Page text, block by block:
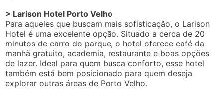
> Larison Hotel Porto Velho
Para aqueles que buscam mais sofisticação, o Larison
Hotel é uma excelente opção. Situado a cerca de 20
minutos de carro do parque, o hotel oferece café da
manhã gratuito, academia, restaurante e boas opções
de lazer. Ideal para quem busca conforto, esse hotel
também está bem posicionado para quem deseja
explorar outras áreas de Porto Velho.